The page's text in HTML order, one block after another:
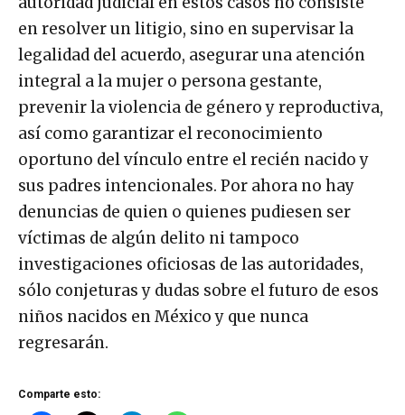
en resolver un litigio, sino en supervisar la
legalidad del acuerdo, asegurar una atención
integral a la mujer o persona gestante,
prevenir la violencia de género y reproductiva,
así como garantizar el reconocimiento
oportuno del vínculo entre el recién nacido y
sus padres intencionales. Por ahora no hay
denuncias de quien o quienes pudiesen ser
víctimas de algún delito ni tampoco
investigaciones oficiosas de las autoridades,
sólo conjeturas y dudas sobre el futuro de esos
niños nacidos en México y que nunca
regresarán.
Comparte esto: